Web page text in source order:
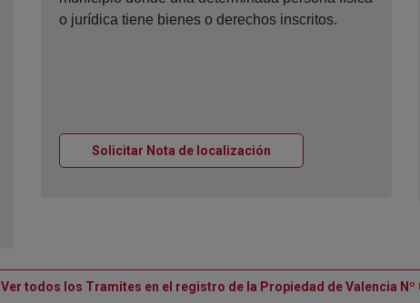
o jurídica tiene bienes o derechos inscritos.
Solicitar Nota de localizaciónVentana nueva
Ver todos los Tramites en el registro de la Propiedad de Valencia Nº